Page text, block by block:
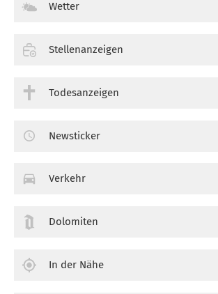
Wetter
Stellenanzeigen
Todesanzeigen
Newsticker
Verkehr
Dolomiten
In der Nähe